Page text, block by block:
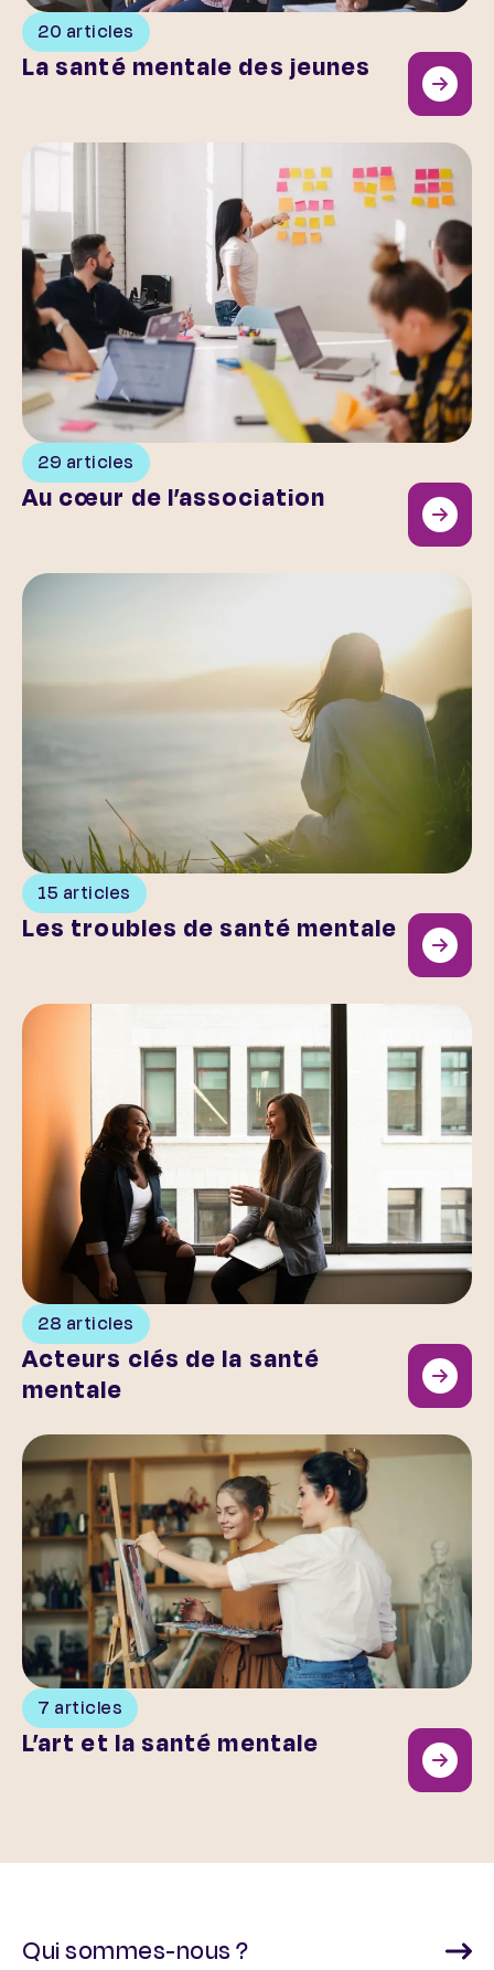
20 articles
La santé mentale des jeunes
29 articles
Au cœur de l’association
Au cœur de l’association
15 articles
Les troubles de santé mentale
Les troubles de santé mentale
28 articles
Acteurs clés de la santé
mentale
Acteurs clés de la santé mentale
7 articles
L’art et la santé mentale
L’art et la santé mentale
Qui sommes-nous ?